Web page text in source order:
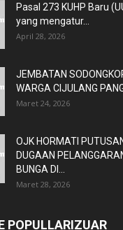
Pasal 273 KUHP Baru
yang mengatur...
April 28, 2026
JEMBATAN
WARGA CIJULANG
Maret 24, 2026
OJK HORMATI
DUGAAN
BUNGA DI...
Maret 28, 2026
POPULLARIZUAR